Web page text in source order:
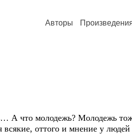
Авторы
что молодежь? Молодежь
оттого и мнение у людей